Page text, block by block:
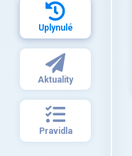
Uplynulé
Aktuality
Pravidla